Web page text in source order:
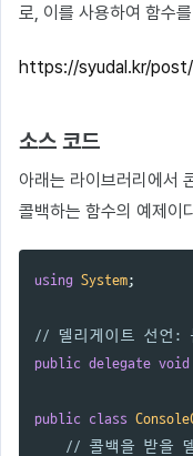
로, 이를 사용하여 함수
https://syudal.kr/
소스 코드
아래는 라이브러리에
콜백하는 함수의 예제이
using System;
// 델리게이트 선언:
public delegate void
public class
// 콜백을 받을